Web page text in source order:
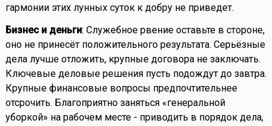
гармонии этих лунных суток к добру не приведет.
Бизнес и деньги: Служебное рвение оставьте в стороне,
оно не принесёт положительного результата. Серьёзные
дела лучше отложить, крупные договора не заключать.
Ключевые деловые решения пусть подождут до завтра.
Крупные финансовые вопросы предпочтительнее
отсрочить. Благоприятно заняться «генеральной
уборкой» на рабочем месте - приводить в порядок дела,